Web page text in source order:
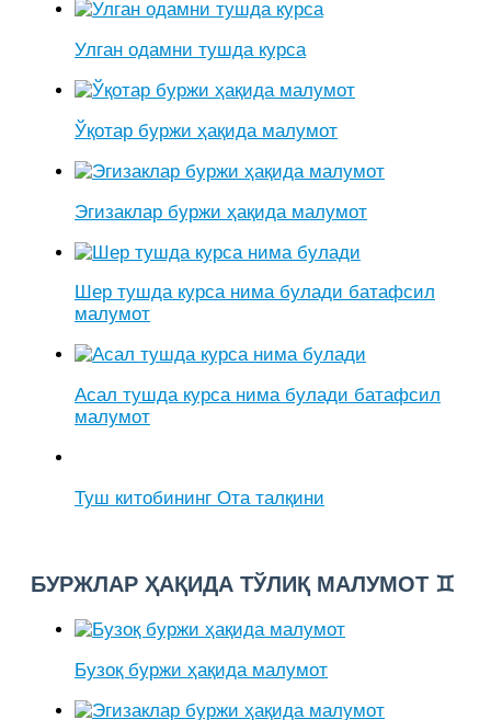
Улган одамни тушда курса
Ўқотар буржи ҳақида малумот
Эгизаклар буржи ҳақида малумот
Шер тушда курса нима булади батафсил
малумот
Асал тушда курса нима булади батафсил
малумот
Туш китобининг Ота талқини
БУРЖЛАР ҲАҚИДА ТЎЛИҚ МАЛУМОТ ♊
Бузоқ буржи ҳақида малумот